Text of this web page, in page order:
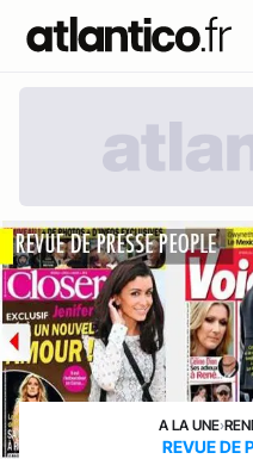
A LA UNE›
REVUE DE